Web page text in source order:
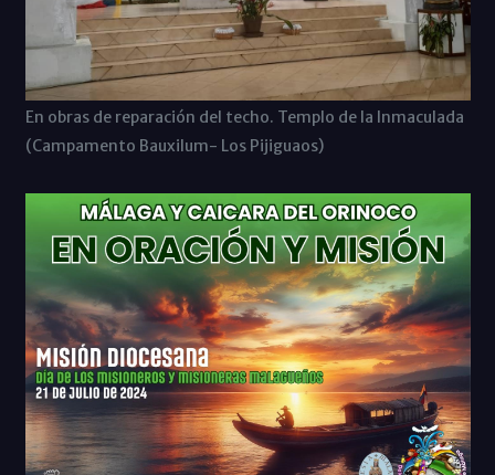
En obras de reparación del techo. Templo de la Inmaculada
(Campamento Bauxilum- Los Pijiguaos)